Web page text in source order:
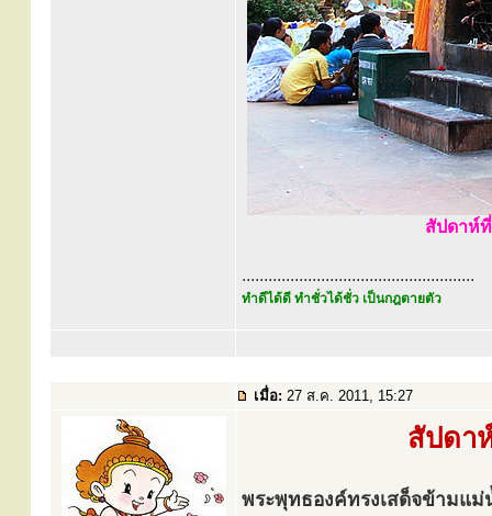
สัปดาห์
.....................................................
ทำดีได้ดี ทำชั่วได้ชั่ว เป็นกฎตายตัว
เมื่อ: 27 ส.ค. 2011, 15:27
สัปดา
พระพุทธองค์ทรงเสด็จข้ามแม่